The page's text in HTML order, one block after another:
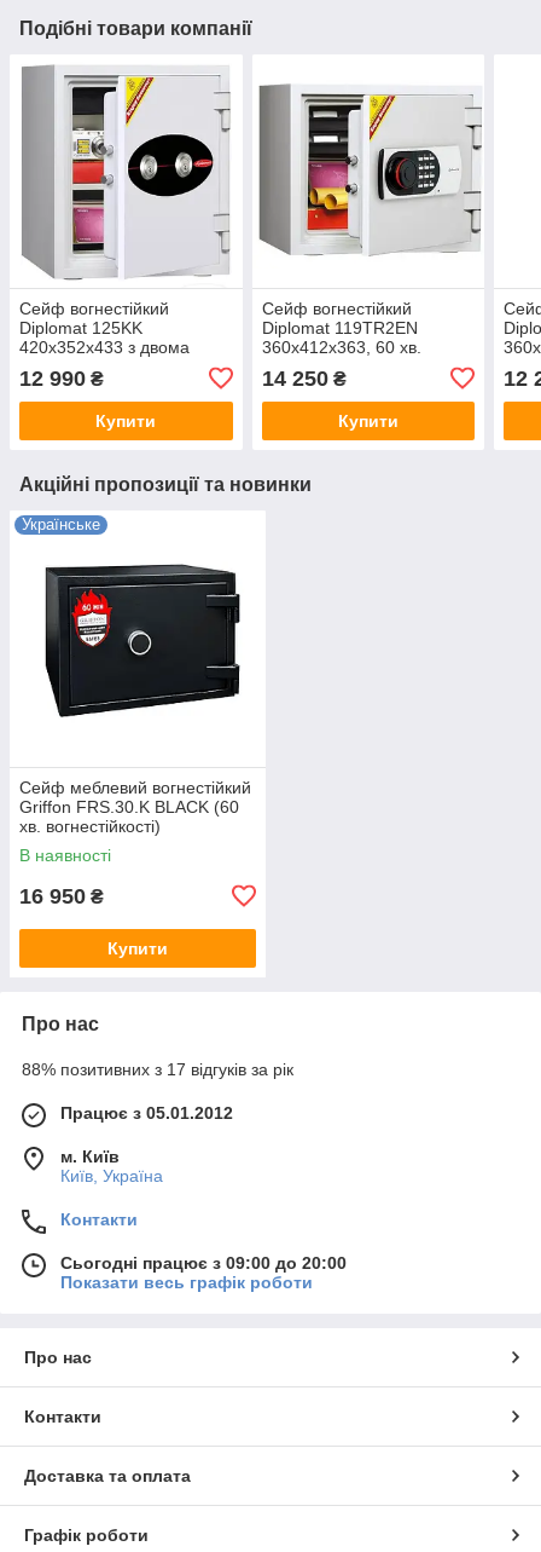
Подібні товари компанії
Сейф вогнестійкий
Diplomat 125KK
420х352х433 з двома
ключовими замками , 60
хв. вогнестійкості
12 990 ₴
Купити
Сейф вогнестійкий
Diplomat 119TR2EN
360х412х363, 60 хв.
вогнестійкості з кодовим
замком
14 250₴
Купити
хв.
12
Акційні пропозиції та новинки
Українське
Сейф меблевий вогнестійкий
Griffon FRS.30.K BLACK (60
хв. вогнестійкості)
318(в)х440(ш)х400(гл) с
ключовим замком
В наявності
16 950 ₴
Купити
Про нас
88% позитивних з 17 відгуків за рік
Працює з 05.01.2012
м. Київ
Київ, Україна
Контакти
Сьогодні працює з 09:00 до 20:00
Показати весь графік роботи
Про нас
Контакти
Доставка та оплата
Графік роботи